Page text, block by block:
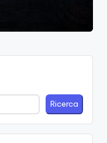
Ricerca